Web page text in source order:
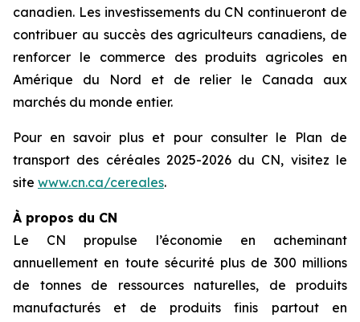
canadien. Les investissements du CN continueront de
contribuer au succès des agriculteurs canadiens, de
renforcer le commerce des produits agricoles en
Amérique du Nord et de relier le Canada aux
marchés du monde entier.
Pour en savoir plus et pour consulter le Plan de
transport des céréales 2025-2026 du CN, visitez le
site www.cn.ca/cereales.
À propos du CN
Le CN propulse l’économie en acheminant
annuellement en toute sécurité plus de 300 millions
de tonnes de ressources naturelles, de produits
manufacturés et de produits finis partout en